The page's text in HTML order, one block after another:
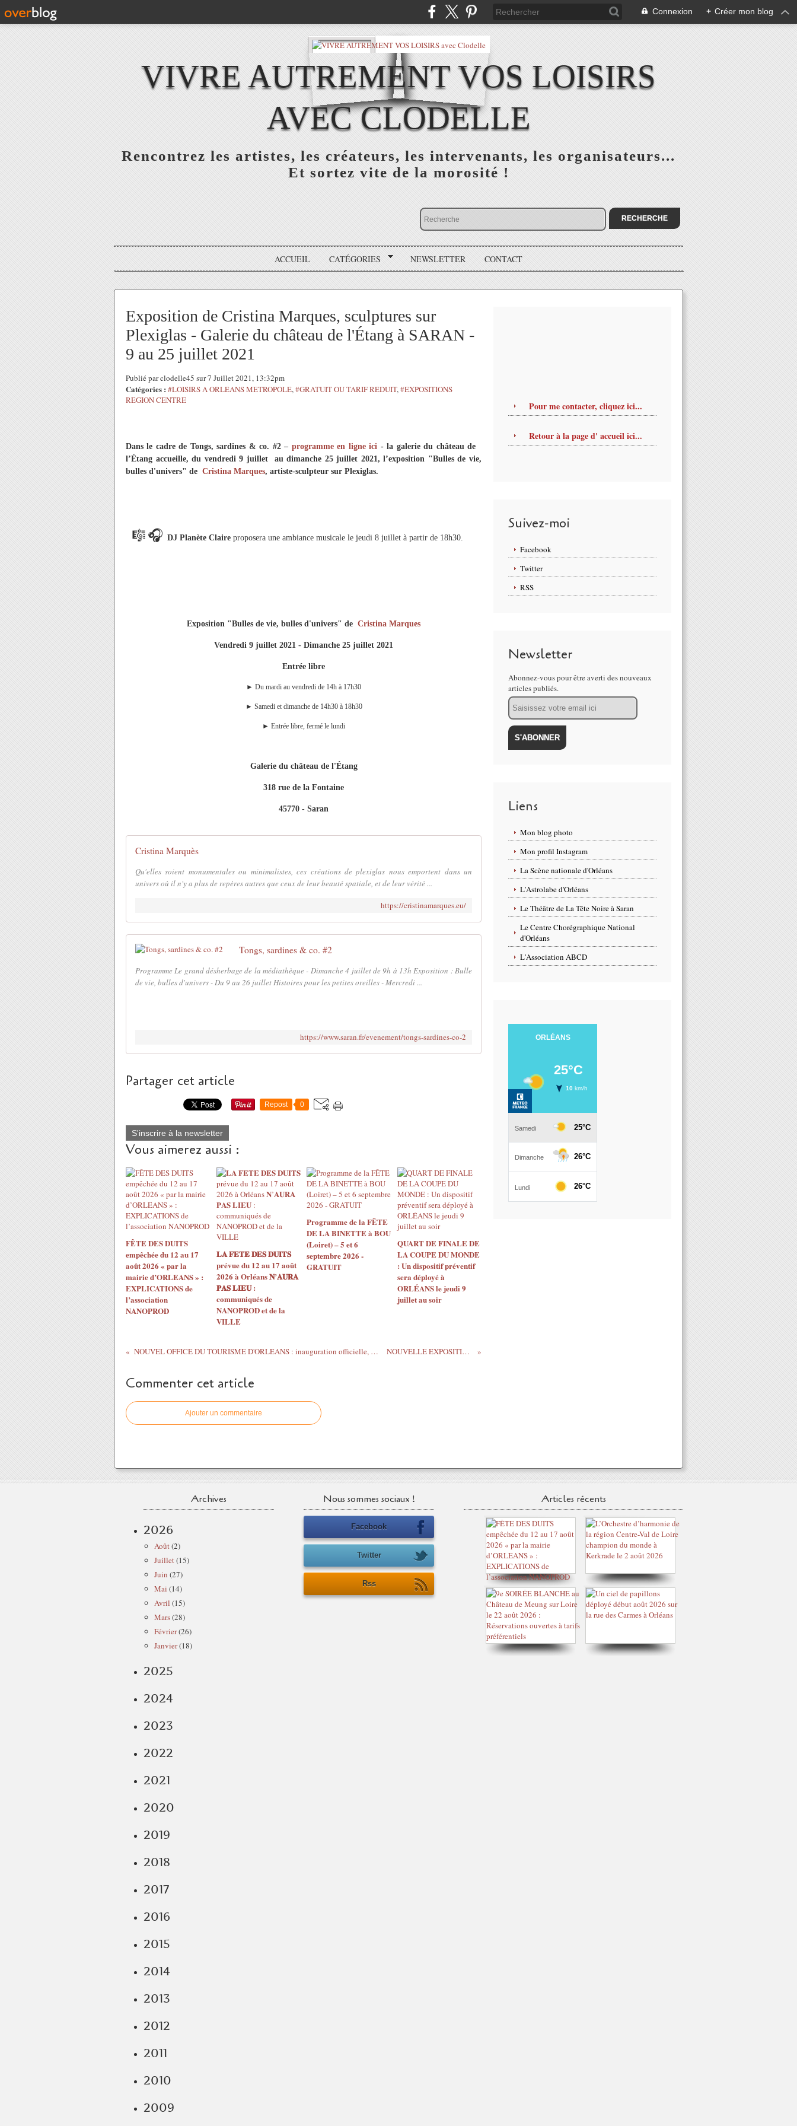
Connexion + Créer mon blog
VIVRE AUTREMENT VOS LOISIRS
AVEC CLODELLE
Rencontrez les artistes, les créateurs, les intervenants, les organisateurs...
Et sortez vite de la morosité !
ACCUEIL CATÉGORIES NEWSLETTER CONTACT
Exposition de Cristina Marques, sculptures sur
Plexiglas - Galerie du château de l'Étang à SARAN -
9 au 25 juillet 2021
Publié par clodelle45 sur 7 Juillet 2021, 13:32pm
Catégories : #LOISIRS A ORLEANS METROPOLE,#GRATUIT OU TARIF REDUIT,#EXPOSITIONS
REGION CENTRE
Dans le cadre de Tongs, sardines & co. #2 – programme en ligne ici - la galerie du château de
l’Étang accueille, du vendredi 9 juillet au dimanche 25 juillet 2021, l’exposition "Bulles de vie,
bulles d'univers" de Cristina Marques, artiste-sculpteur sur Plexiglas.
🎼🎧 DJ Planète Claire proposera une ambiance musicale le jeudi 8 juillet à partir de 18h30.
Exposition "Bulles de vie, bulles d'univers" de Cristina Marques
Vendredi 9 juillet 2021 - Dimanche 25 juillet 2021
Entrée libre
► Du mardi au vendredi de 14h à 17h30
► Samedi et dimanche de 14h30 à 18h30
► Entrée libre, fermé le lundi
Galerie du château de l'Étang
318 rue de la Fontaine
45770 - Saran
Cristina Marquès
Qu'elles soient monumentales ou minimalistes, ces créations de plexiglas nous emportent dans un
univers où il n'y a plus de repères autres que ceux de leur beauté spatiale, et de leur vérité ...
https://cristinamarques.eu/
Tongs, sardines & co. #2
Programme Le grand désherbage de la médiathèque - Dimanche 4 juillet de 9h à 13h Exposition : Bulle
de vie, bulles d'univers - Du 9 au 26 juillet Histoires pour les petites oreilles - Mercredi ...
https://www.saran.fr/evenement/tongs-sardines-co-2
Partager cet article
Repost 0
S'inscrire à la newsletter
Vous aimerez aussi :
FÊTE DES DUITS
empêchée du 12 au 17
août 2026 « par la
mairie d’ORLEANS » :
EXPLICATIONS de
l’association
NANOPROD
𝐋𝐀 𝐅𝐄𝐓𝐄 𝐃𝐄𝐒 𝐃𝐔𝐈𝐓𝐒
prévue du 12 au 17 août
2026 à Orléans 𝐍’𝐀𝐔𝐑𝐀
𝐏𝐀𝐒 𝐋𝐈𝐄𝐔 :
communiqués de
NANOPROD et de la
VILLE
Programme de la FÊTE
DE LA BINETTE à BOU
(Loiret) – 5 et 6
septembre 2026 -
GRATUIT
QUART DE FINALE DE
LA COUPE DU MONDE
: Un dispositif préventif
sera déployé à
ORLÉANS le jeudi 9
juillet au soir
NOUVEL OFFICE DU TOURISME D'ORLEANS : inauguration officielle, prises de parole de Marie-Philippe Lubet et Christophe Chaillou NOUVELLE EXPOSITION "Bulles de vie, bulles...
Commenter cet article
Ajouter un commentaire
Pour me contacter, cliquez ici...
Retour à la page d' accueil ici...
Suivez-moi
Facebook
Twitter
RSS
Newsletter
Abonnez-vous pour être averti des nouveaux
articles publiés.
Email
Liens
Mon blog photo
Mon profil Instagram
La Scène nationale d'Orléans
L'Astrolabe d'Orléans
Le Théâtre de La Tête Noire à Saran
Le Centre Chorégraphique National
d'Orléans
L'Association ABCD
Archives
2026
Août(2)
Juillet(15)
Juin (27)
Mai (14)
Avril (15)
Mars(28)
Février(26)
Janvier(18)
2025
2024
2023
2022
2021
2020
2019
2018
2017
2016
2015
2014
2013
2012
2011
2010
2009
Nous sommes sociaux !
Facebook
Twitter
Rss
Articles récents